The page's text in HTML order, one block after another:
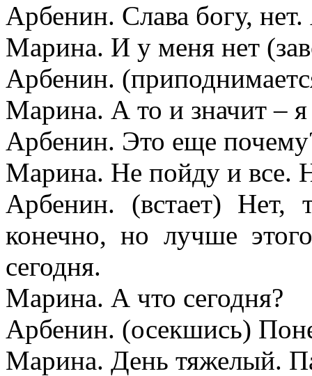
Арбенин. Слава богу,
Марина. И у меня нет
Арбенин.
Марина. А то и значит –
Арбенин. Это еще
Марина. Не пойду и все.
Арбенин. (встает)
конечно, но лучше
сегодня.
Марина. А что сегодня?
Арбенин. (осекшись)
Марина. День тяжелый.